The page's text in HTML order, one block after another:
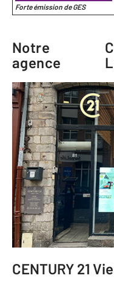
Forte émission de GES
Notre
agence
CENTURY 21